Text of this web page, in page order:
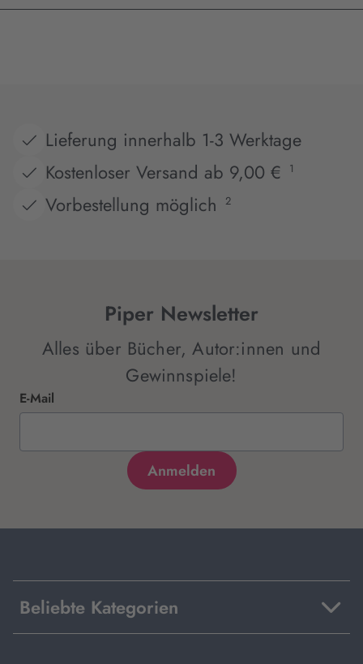
Lieferung innerhalb 1-3 Werktage
Kostenloser Versand ab 9,00 €
1
Vorbestellung möglich 2
Piper Newsletter
Alles über Bücher, Autor:innen und
Gewinnspiele!
E-Mail
Beliebte Kategorien